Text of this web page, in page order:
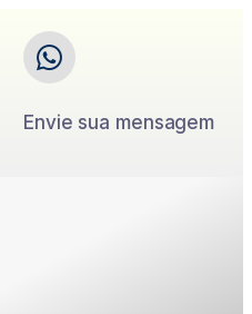
Envie sua mensagem